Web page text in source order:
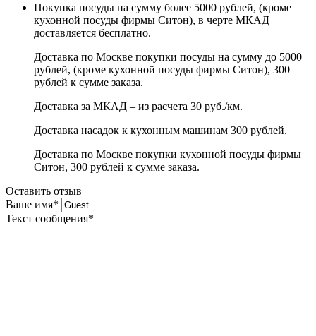
Покупка посуды на сумму более 5000 рублей, (кроме
кухонной посуды фирмы Ситон), в черте МКАД
доставляется бесплатно.
Доставка по Москве покупки посуды на сумму до 5000
рублей, (кроме кухонной посуды фирмы Ситон), 300
рублей к сумме заказа.
Доставка за МКАД – из расчета 30 руб./км.
Доставка насадок к кухонным машинам 300 рублей.
Доставка по Москве покупки кухонной посуды фирмы
Ситон, 300 рублей к сумме заказа.
Оставить отзыв
Ваше имя*
Текст сообщения*